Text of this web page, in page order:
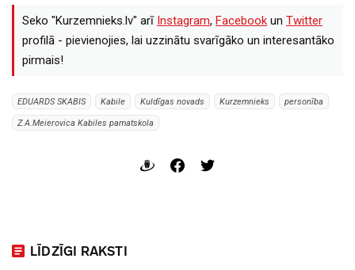
Seko "Kurzemnieks.lv" arī Instagram, Facebook un Twitter
profilā - pievienojies, lai uzzinātu svarīgāko un interesantāko
pirmais!
EDUARDS SKABIS Kabile Kuldīgas novads Kurzemnieks personība
Z.A.Meierovica Kabiles pamatskola
LĪDZĪGI RAKSTI